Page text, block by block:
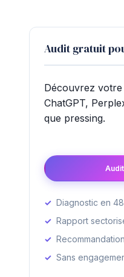
Audit gratuit
Découvrez
ChatGPT,
que pressing.
Diagnostic en
Rapport
Sans